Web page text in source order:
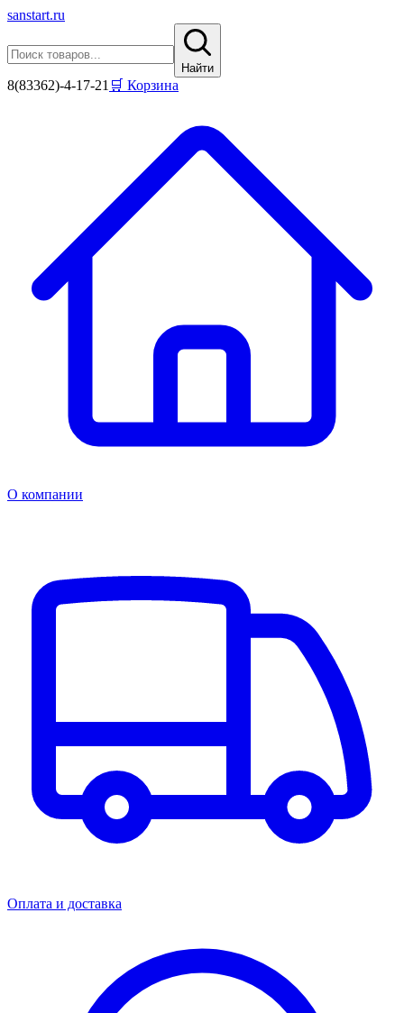
sanstart.ru
Найти
8(83362)-4-17-21 🛒 Корзина
О компании
Оплата и доставка